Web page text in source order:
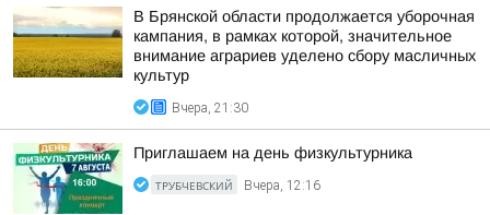
В Брянской области продолжается уборочная
кампания, в рамках которой, значительное
внимание аграриев уделено сбору масличных
культур
Вчера, 21:30
Приглашаем на день физкультурника
ТРУБЧЕВСКИЙ Вчера, 12:16